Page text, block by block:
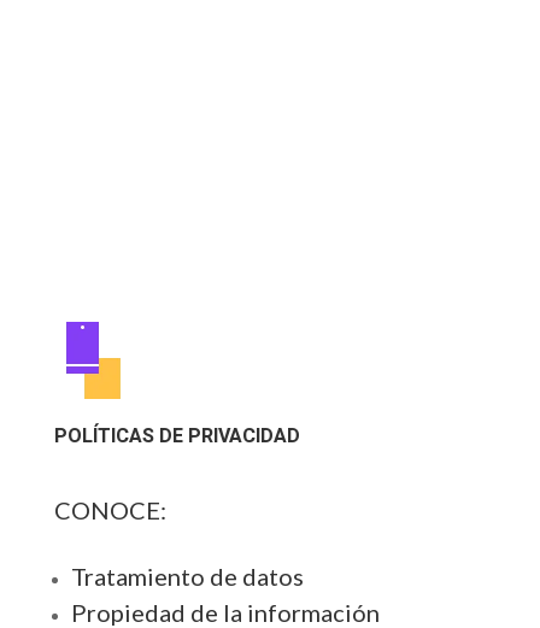
POLÍTICAS DE PRIVACIDAD
CONOCE:
Tratamiento de datos
Propiedad de la información